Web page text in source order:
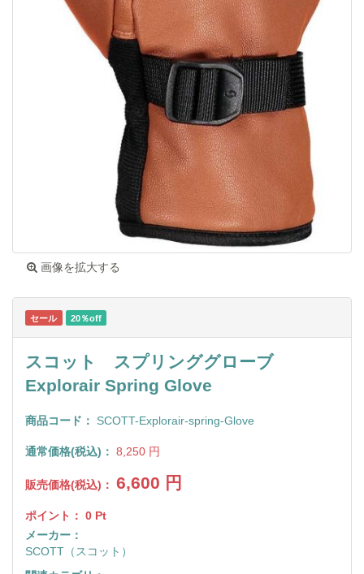
画像を拡大する
セール 20％off
スコット スプリンググローブ
Explorair Spring Glove
商品コード： SCOTT-Explorair-spring-Glove
通常価格(税込)： 8,250 円
販売価格(税込)： 6,600 円
ポイント： 0 Pt
メーカー：
SCOTT（スコット）